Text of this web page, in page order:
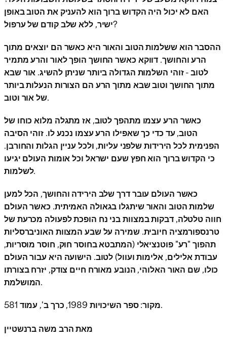
האם לא יכול היה הקדוש ברוך הוא להעניק את הטוב באופן
ישיר, ללא שלב קודם של ערפול?
ההסבר הוא ששלמות הטוב והאור היא כאשר הם יוצאים מתוך
הרע והחושך. דווקא כאשר החושך הופך לאור והרע מתמיר
לטוב - זוהי השלמות הגדולה ביותר שניתן להשיג. אור שבא
מתוך החושך וטוב שבא מתוך הרע הם הצורות הנעלות ביותר
של אור וטוב.
כאשר הרע עצמו מתהפך לטוב, אז מתגלה מלוא כוחו של
הטוב, עד כדי כך שאפילו הרע עצמו נכנע לו. זוהי הסיבה
הפנימית לכל הירידות שלפני עליות, ולכל עניין הגלות והחורבן.
כי הקדוש ברוך הוא חפץ שעם ישראל וכל אומות העולם יגיעו
לשלמות.
כאשר העולם עובר דרך שלב הירידה והחושך, הכל למען
שלמות הטוב והאור שיתגלו בגאולה האמיתית. כאשר העולם
חווה טלטלה, דבקות במצוות בני נח הופכת לפעולה מכרעת של
טרנספורמציה חיובית. שמירה על שבע המצוות האוניברסליות
תהפוך "רע" פוטנציאלי (המתבטא בחוסר חוק, חוסר מוסריות,
עבודת אלילים, אלימות ועוול) לטוב. הישועה היא עבור העולם
כולו, שם האור האלוהי, הנובע מאורח חיים צודק, יזרח בצורתו
המושלמת.
מקור: ספר השיכויות 1989, כרך ב', עמוד 581.
מאת הרב משה ברנשטיין